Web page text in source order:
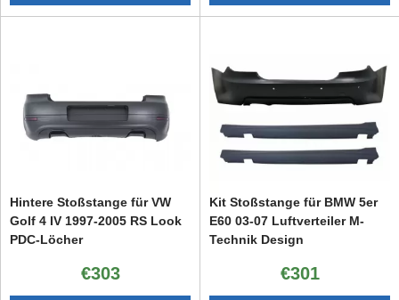
Hintere Stoßstange für VW
Golf 4 IV 1997-2005 RS Look
PDC-Löcher
€303
Kit Stoßstange für BMW 5er
E60 03-07 Luftverteiler M-
Technik Design
€301